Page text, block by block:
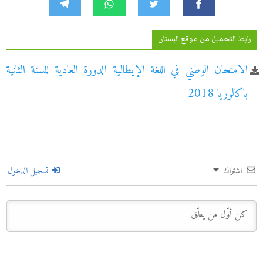
رابط التحميل من موقع البستان
الامتحان الوطني في اللغة الإيطالية الدورة العادية للسنة الثانية
باكالوريا 2018
اشتراك تسجيل الدخول